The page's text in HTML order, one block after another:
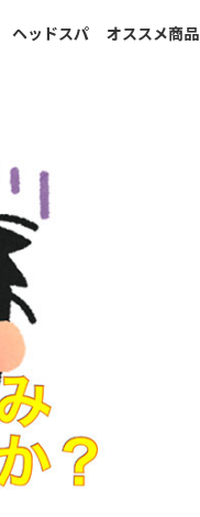
ヘッドスパ オススメ商品